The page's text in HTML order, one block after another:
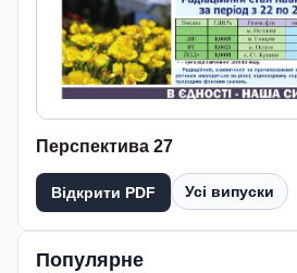
Перспектива 27
Відкрити PDF Усі випуски
Популярне